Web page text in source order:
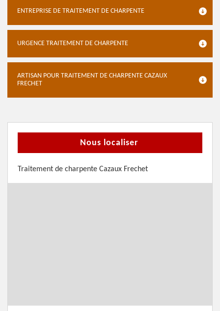
ENTREPRISE DE TRAITEMENT DE CHARPENTE
URGENCE TRAITEMENT DE CHARPENTE
ARTISAN POUR TRAITEMENT DE CHARPENTE CAZAUX
FRECHET
Nous localiser
Traitement de charpente Cazaux Frechet